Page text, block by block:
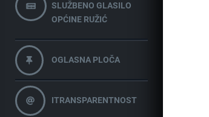
SLUŽBENO GLASILO
OPĆINE RUŽIĆ
OGLASNA PLOČA
ITRANSPARENTNOST